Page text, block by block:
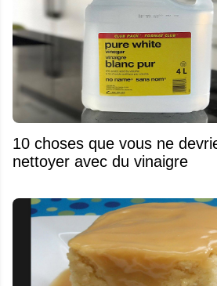
10 choses que vous ne
nettoyer avec du vinaigre